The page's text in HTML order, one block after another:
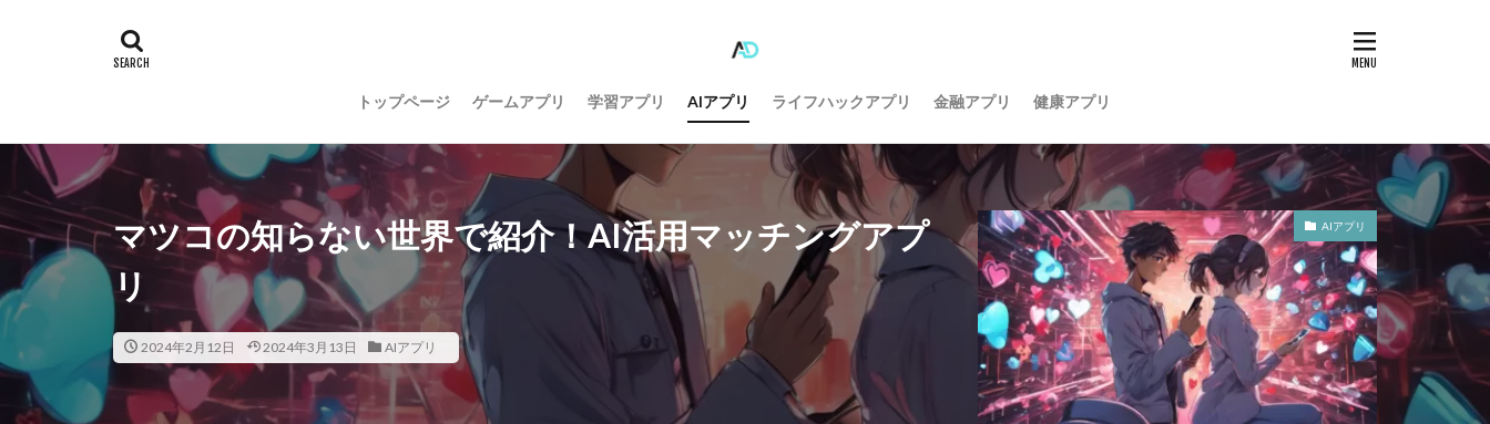
トップページ ゲームアプリ 学習アプリ AIアプリ ライフハックアプリ 金融アプリ 健康アプリ
マツコの知らない世界で紹介！AI活用マッチングアプ
リ
2024年2月12日 2024年3月13日 AIアプリ
AIアプリ